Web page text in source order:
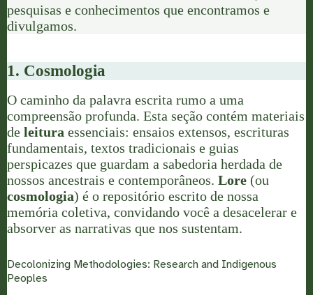
pesquisas e conhecimentos que encontramos e
divulgamos.
1. Cosmologia
O caminho da palavra escrita rumo a uma
compreensão profunda. Esta seção contém materiais
de leitura essenciais: ensaios extensos, escrituras
fundamentais, textos tradicionais e guias
perspicazes que guardam a sabedoria herdada de
nossos ancestrais e contemporâneos. Lore (ou
cosmologia) é o repositório escrito de nossa
memória coletiva, convidando você a desacelerar e
absorver as narrativas que nos sustentam.
Decolonizing Methodologies: Research and Indigenous
Peoples